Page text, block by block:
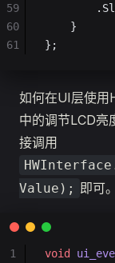
	}
};
59
60
61
如何在UI层使
中的调节LCD亮
接调用
Value); 即可。
void
1